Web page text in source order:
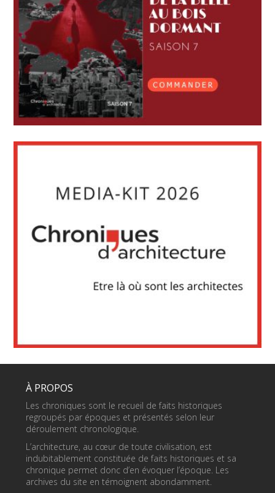
À PROPOS
Les chroniques sont le recueil de faits historiques
regroupés par époques et présentés selon leur
déroulement chronologique.
L’architecture, au cœur de toute civilisation, est
indubitablement constituée de faits historiques et sa
chronique permet donc d’en évoquer l’époque. Les
archives du site en témoignent abondamment.